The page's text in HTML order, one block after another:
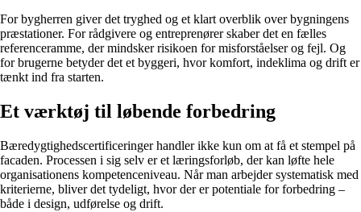
For bygherren giver det tryghed og et klart overblik over bygningens
præstationer. For rådgivere og entreprenører skaber det en fælles
referenceramme, der mindsker risikoen for misforståelser og fejl. Og
for brugerne betyder det et byggeri, hvor komfort, indeklima og drift er
tænkt ind fra starten.
Et værktøj til løbende forbedring
Bæredygtighedscertificeringer handler ikke kun om at få et stempel på
facaden. Processen i sig selv er et læringsforløb, der kan løfte hele
organisationens kompetenceniveau. Når man arbejder systematisk med
kriterierne, bliver det tydeligt, hvor der er potentiale for forbedring –
både i design, udførelse og drift.